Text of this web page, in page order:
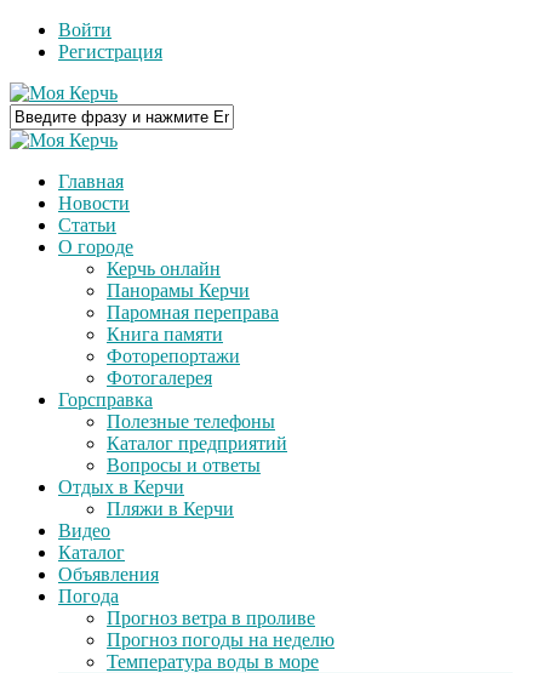
Войти
Регистрация
Главная
Новости
Статьи
О городе
Керчь онлайн
Панорамы Керчи
Паромная переправа
Книга памяти
Фоторепортажи
Фотогалерея
Горсправка
Полезные телефоны
Каталог предприятий
Вопросы и ответы
Отдых в Керчи
Пляжи в Керчи
Видео
Каталог
Объявления
Погода
Прогноз ветра в проливе
Прогноз погоды на неделю
Температура воды в море